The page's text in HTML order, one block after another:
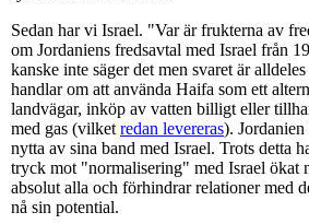
Sedan har vi Israel. "Var är frukterna av
om Jordaniens fredsavtal med Israel från
kanske inte säger det men svaret är
handlar om att använda Haifa som ett
landvägar, inköp av vatten billigt eller
med gas (vilket redan levereras).
nytta av sina band med Israel. Trots detta
tryck mot "normalisering" med Israel ökat
absolut alla och förhindrar relationer med
nå sin potential.